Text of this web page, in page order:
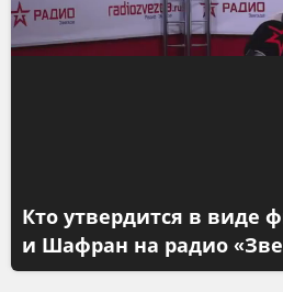
Кто утвердится в виде
и Шафран на радио